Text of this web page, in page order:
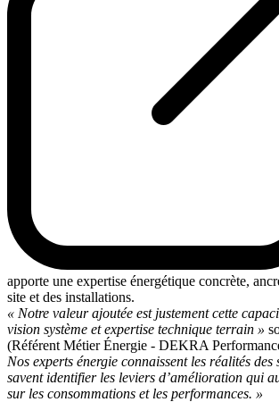
apporte une expertise énergétique concrète,
site et des installations.
« Notre valeur ajoutée est justement cette
vision système et expertise technique terrain »
(Référent Métier Énergie - DEKRA
Nos experts énergie connaissent les réalités
savent identifier les leviers d’amélioration qui
sur les consommations et les performances. »